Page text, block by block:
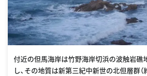
付近の但馬海岸は竹野海岸切浜の波触岩礁
し、その地質は新第三紀中新世の北但層群